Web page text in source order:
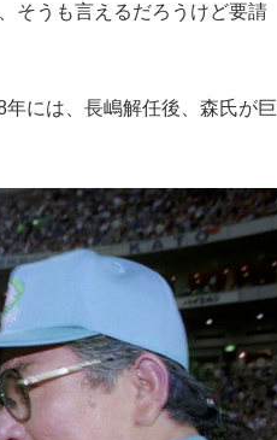
そうも言えるだろうけど要請
には、長嶋解任後、森氏が巨